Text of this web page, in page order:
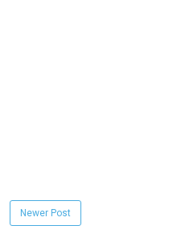
Newer Post